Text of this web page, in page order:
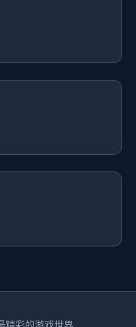
精彩的游戏世界